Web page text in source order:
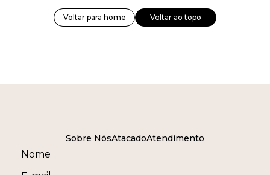
Voltar para home Voltar ao topo
Sobre NósAtacadoAtendimento